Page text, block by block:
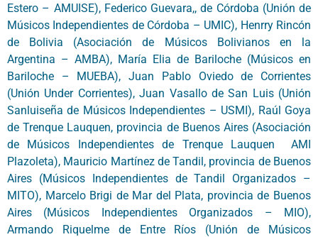
Estero – AMUISE), Federico Guevara,, de Córdoba (Unión de
Músicos Independientes de Córdoba – UMIC), Henrry Rincón
de Bolivia (Asociación de Músicos Bolivianos en la
Argentina – AMBA), María Elia de Bariloche (Músicos en
Bariloche – MUEBA), Juan Pablo Oviedo de Corrientes
(Unión Under Corrientes), Juan Vasallo de San Luis (Unión
Sanluiseña de Músicos Independientes – USMI), Raúl Goya
de Trenque Lauquen, provincia de Buenos Aires (Asociación
de Músicos Independientes de Trenque Lauquen ­ AMI
Plazoleta), Mauricio Martínez de Tandil, provincia de Buenos
Aires (Músicos Independientes de Tandil Organizados –
MITO), Marcelo Brigi de Mar del Plata, provincia de Buenos
Aires (Músicos Independientes Organizados – MIO),
Armando Riquelme de Entre Ríos (Unión de Músicos